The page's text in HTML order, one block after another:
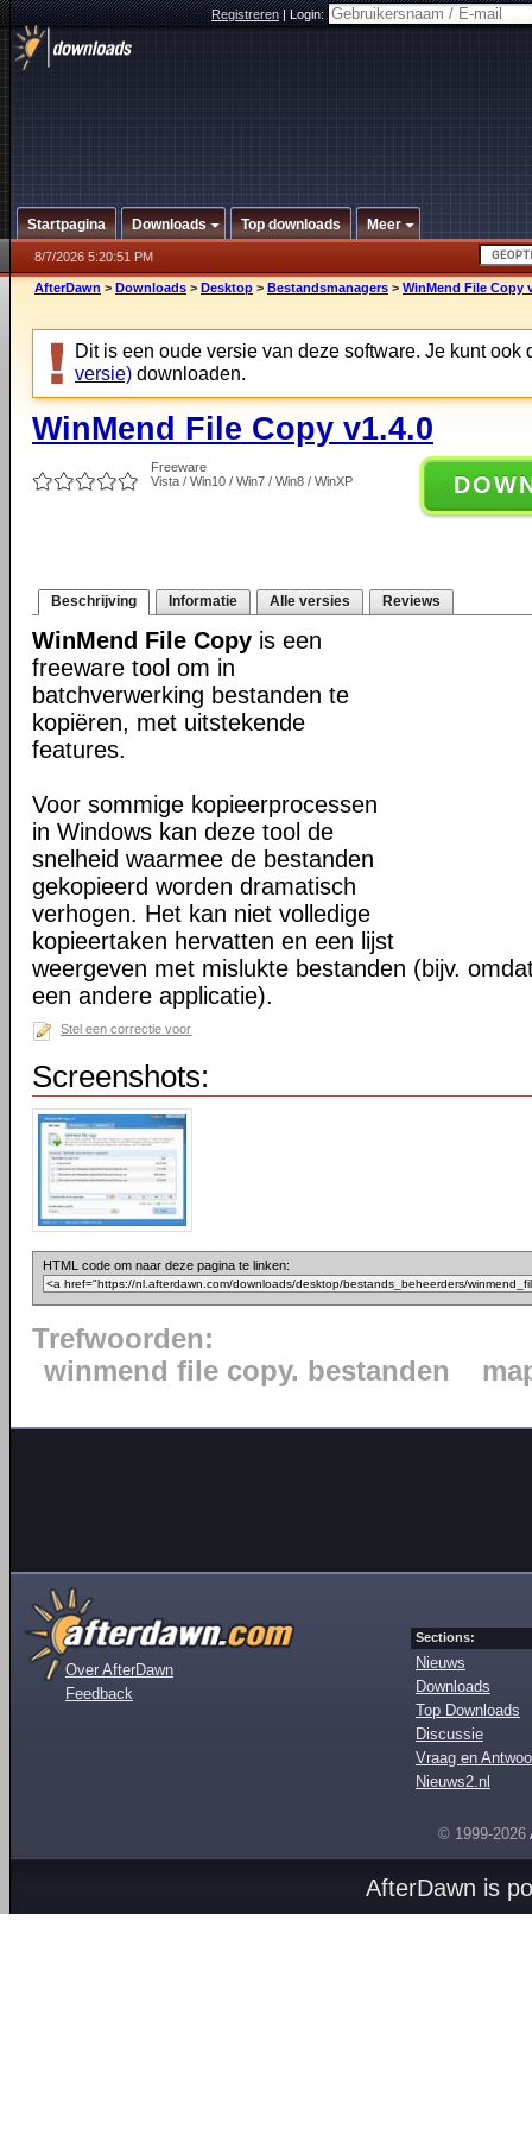
Registreren|Login:
Startpagina Downloads Top downloads Meer
8/7/2026 5:20:51 PM
AfterDawn > Downloads > Desktop > Bestandsmanagers > WinMend File Copy
Dit is een oude versie van deze software. Je kunt ook
versie) downloaden.
WinMend File Copy v1.4.0
Freeware
Vista / Win10 / Win7 / Win8 / WinXP
Beschrijving Informatie Alle versies Reviews
WinMend File Copy is een
freeware tool om in
batchverwerking bestanden te
kopiëren, met uitstekende
features.
Voor sommige kopieerprocessen
in Windows kan deze tool de
snelheid waarmee de bestanden
gekopieerd worden dramatisch
verhogen. Het kan niet volledige
kopieertaken hervatten en een lijst
weergeven met mislukte bestanden (bijv.
een andere applicatie).
Stel een correctie voor
Screenshots:
HTML code om naar deze pagina te linken:
Trefwoorden:
winmend file copy. bestanden
Over AfterDawn
Feedback
Sections:
Nieuws
Downloads
Top Downloads
Discussie
Vraag en
Nieuws2.nl
© 1999-2026
AfterDawn is